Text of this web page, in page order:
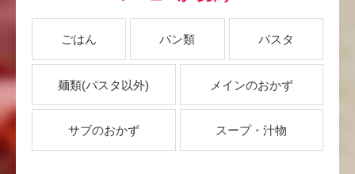
ごはん パン類 パスタ
麺類(パスタ以外) メインのおかず
サブのおかず スープ・汁物